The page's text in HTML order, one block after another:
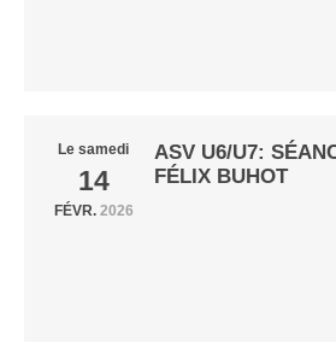
Le samedi
14
FÉVR. 2026
ASV U6/U7:
FÉLIX BUHOT